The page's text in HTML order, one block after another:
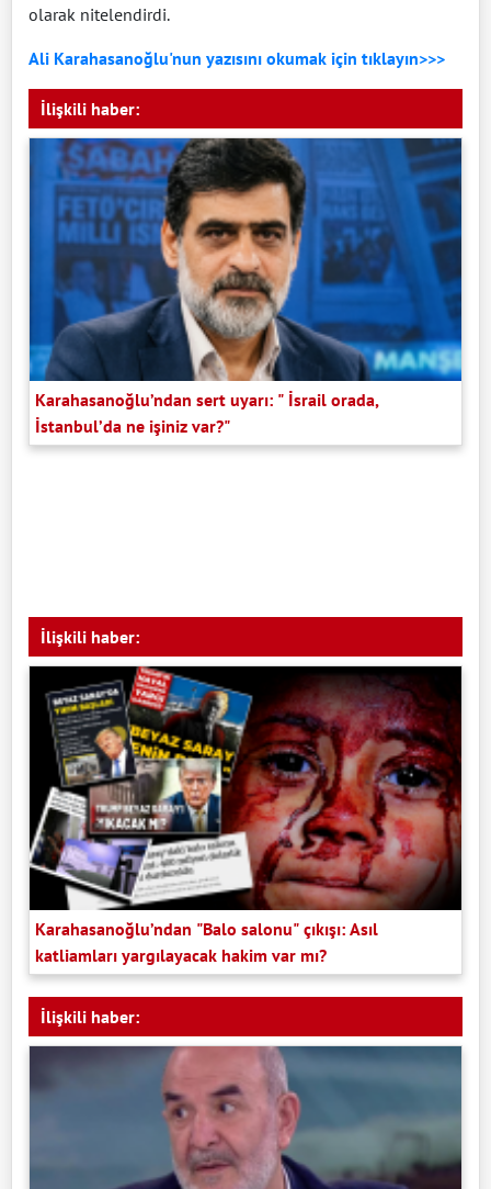
olarak nitelendirdi.
Ali Karahasanoğlu'nun yazısını okumak için tıklayın>>>
İlişkili haber:
Karahasanoğlu’ndan sert uyarı: " İsrail orada,
İstanbul’da ne işiniz var?"
İlişkili haber:
Karahasanoğlu’ndan "Balo salonu" çıkışı: Asıl
katliamları yargılayacak hakim var mı?
İlişkili haber: